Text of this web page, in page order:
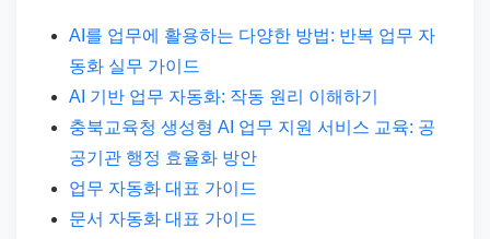
AI를 업무에 활용하는 다양한 방법: 반복 업무 자
동화 실무 가이드
AI 기반 업무 자동화: 작동 원리 이해하기
충북교육청 생성형 AI 업무 지원 서비스 교육: 공
공기관 행정 효율화 방안
업무 자동화 대표 가이드
문서 자동화 대표 가이드